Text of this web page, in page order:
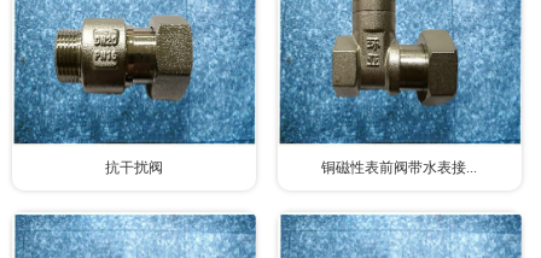
抗干扰阀 铜磁性表前阀带水表接...